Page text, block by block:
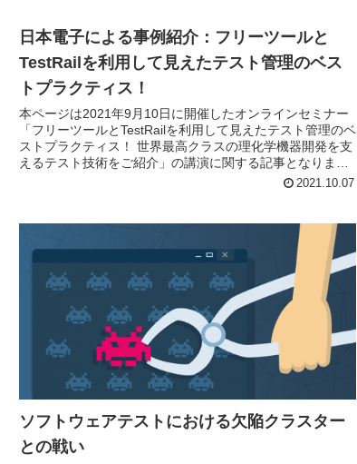
日本電子による事例紹介：フリーツールと
TestRailを利用して見えたテスト管理のベス
トプラクティス！
本ページは2021年9月10日に開催したオンラインセミナー
「フリーツールとTestRailを利用して見えたテスト管理のベ
ストプラクティス！ 世界最高クラスの理化学機器開発を支
えるテスト技術をご紹介」の講演に関する記事となりま
2021.10.07
ソフトウェアテストにおける欠陥クラスター
との戦い